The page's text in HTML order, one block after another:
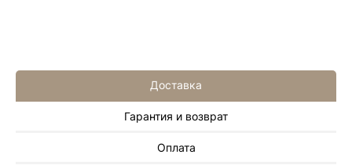
Доставка
Гарантия и возврат
Оплата
Алла Майорова